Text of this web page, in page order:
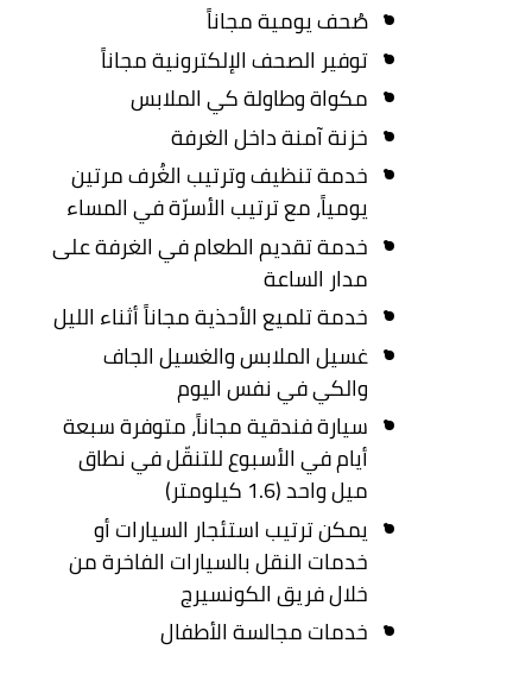
صُحف يومية مجاناً
توفير الصحف الإلكترونية مجاناً
مكواة وطاولة كي الملابس
خزنة آمنة داخل الغرفة
خدمة تنظيف وترتيب الغُرف مرتين
يومياً، مع ترتيب الأسرّة في المساء
خدمة تقديم الطعام في الغرفة على
مدار الساعة
خدمة تلميع الأحذية مجاناً أثناء الليل
غسيل الملابس والغسيل الجاف
والكي في نفس اليوم
سيارة فندقية مجاناً، متوفرة سبعة
أيام في الأسبوع للتنقّل في نطاق
ميل واحد (1.6 كيلومتر)
يمكن ترتيب استئجار السيارات أو
خدمات النقل بالسيارات الفاخرة من
خلال فريق الكونسيرج
خدمات مجالسة الأطفال